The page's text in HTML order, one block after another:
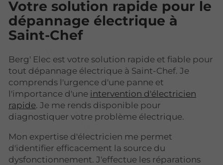
Votre solution rapide pour le
dépannage électrique à
Saint-Chef
Berg' Elec est votre solution rapide et fiable pour
tout dépannage électrique à Saint-Chef. Je
comprends l'urgence d'une panne et
l'importance d'une intervention d'électricien
rapide. Je me rends disponible pour
diagnostiquer votre problème électrique.
Mon expertise d'électricien me permet
d'identifier efficacement la source du
dysfonctionnement. J'effectue les réparations